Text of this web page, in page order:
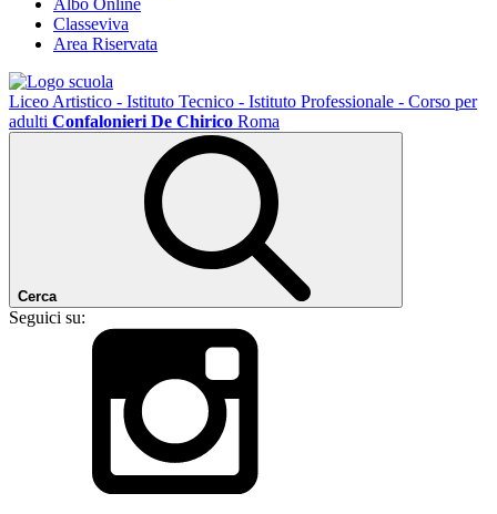
Classeviva
Area Riservata
Liceo Artistico - Istituto Tecnico - Istituto Professionale - Corso per
adulti Confalonieri De Chirico Roma
Cerca
Seguici su: